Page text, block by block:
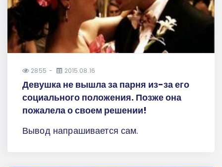
2855 2015.08.16
Девушка не вышла за парня из-за его
социального положения. Позже она
пожалела о своем решении!
Вывод напрашивается сам.